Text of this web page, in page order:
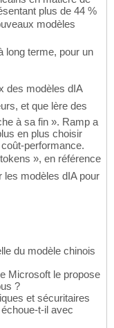
plus de 44 %
modèles
long terme, pour un
modèles dIA
et que lère des
à sa fin ». Ramp a
en plus choisir
performance.
», en référence
modèles dIA pour
du modèle chinois
Microsoft le propose
?
et sécuritaires
t-il avec